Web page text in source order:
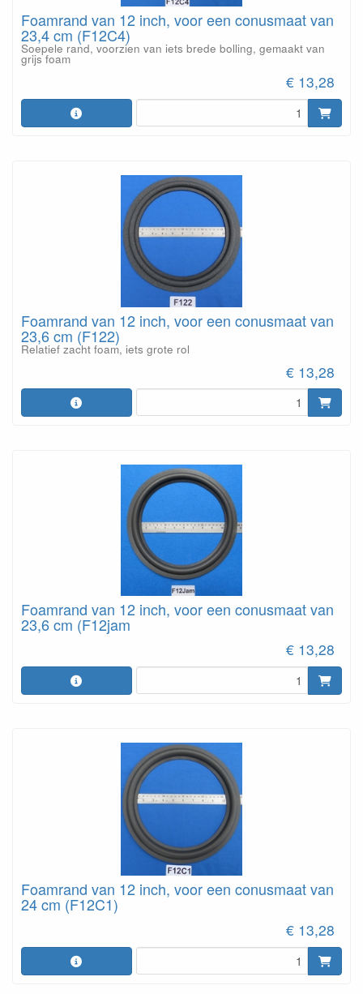
Foamrand van 12 inch, voor een conusmaat van
23,4 cm (F12C4)
Soepele rand, voorzien van iets brede bolling, gemaakt van
grijs foam
€ 13,28
Foamrand van 12 inch, voor een conusmaat van
23,6 cm (F122)
Relatief zacht foam, iets grote rol
€ 13,28
Foamrand van 12 inch, voor een conusmaat van
23,6 cm (F12jam
€ 13,28
Foamrand van 12 inch, voor een conusmaat van
24 cm (F12C1)
€ 13,28